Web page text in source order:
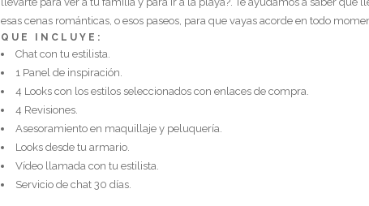
esas cenas románticas, o esos paseos, para que vayas acorde en todo
QUE INCLUYE:
Chat con tu estilista.
1 Panel de inspiración.
4 Looks con los estilos seleccionados con enlaces de compra.
4 Revisiones.
Asesoramiento en maquillaje y peluquería.
Looks desde tu armario.
Vídeo llamada con tu estilista.
Servicio de chat 30 días.